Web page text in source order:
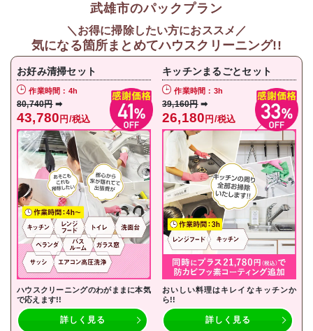
武雄市のパックプラン
＼お得に掃除したい方におススメ／
気になる箇所まとめてハウスクリーニング!!
お好み清掃セット
作業時間：4h
80,740円 ➡
43,780 円/税込
ハウスクリーニングのわがままに本気
で応えます!!
詳しく見る
キッチンまるごとセット
作業時間：3h
39,160円 ➡
26,180 円/税込
おいしい料理はキレイなキッチンか
ら!!
詳しく見る